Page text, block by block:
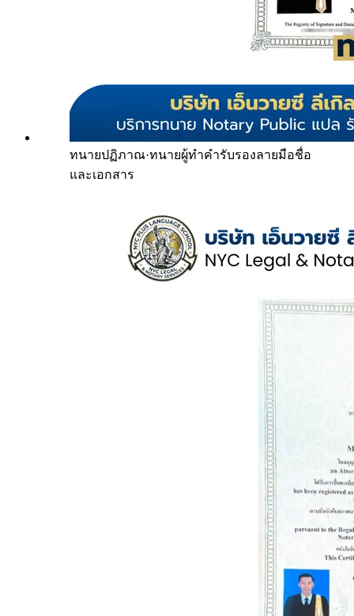
ทนายปฏิภาณ·ทนายผู้ทำคำรับรองลายมือชื่อ
และเอกสาร